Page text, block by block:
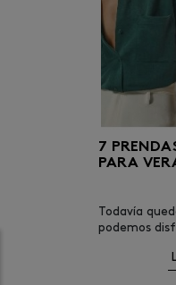
7
PARA
Todavía
podemos
podemos